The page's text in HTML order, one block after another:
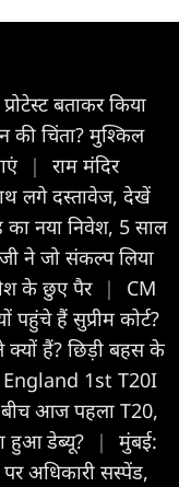
बताकर किया
की चिंता? मुश्किल
|
राम मंदिर
लगे दस्तावेज, देखें
का नया निवेश, 5 साल
ने जो संकल्प लिया
के छुए पैर |
CM
हैं सुप्रीम कोर्ट?
क्यों हैं? छिड़ी बहस के
1st T20I
आज पहला T20,
हुआ डेब्यू?
|
मुंबई:
अधिकारी सस्पेंड,